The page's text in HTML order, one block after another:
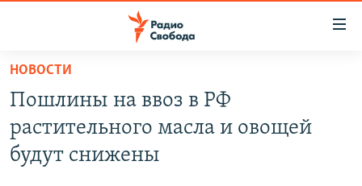
упрощенного
доступа
основному
АВТОРСКИЕ ПРОЕКТЫ
НОВОСТИ
Пошлины на ввоз в РФ
растительного масла и овощей
будут снижены